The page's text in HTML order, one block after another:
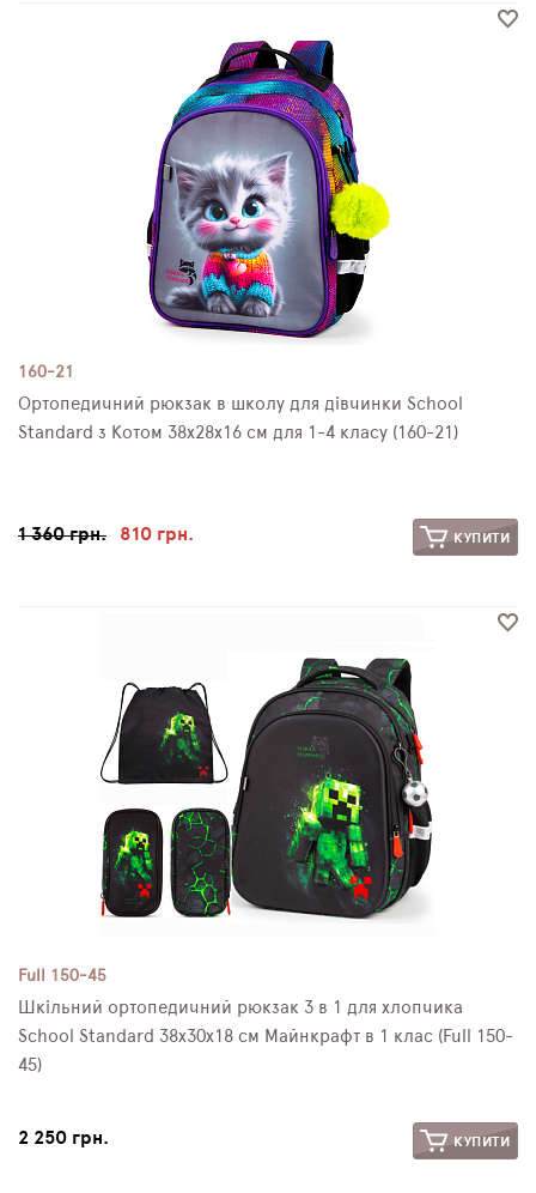
160-21
Ортопедичний рюкзак в школу для дівчинки School
Standard з Котом 38х28х16 см для 1-4 класу (160-21)
1 360 грн. 810 грн. КУПИТИ
Full 150-45
Шкільний ортопедичний рюкзак 3 в 1 для хлопчика
School Standard 38х30х18 см Майнкрафт в 1 клас (Full 150-
45)
2 250 грн. КУПИТИ